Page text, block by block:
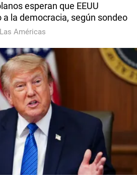
esperan que EEUU
la democracia, según sondeo
Américas